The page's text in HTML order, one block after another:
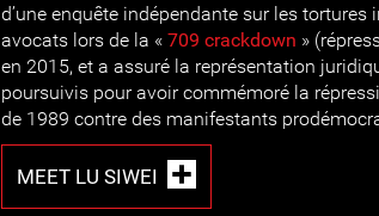
d’une enquête indépendante sur les tortures
avocats lors de la « 709 crackdown »
en 2015, et a assuré la représentation
poursuivis pour avoir commémoré la
de 1989 contre des manifestants
MEET LU SIWEI